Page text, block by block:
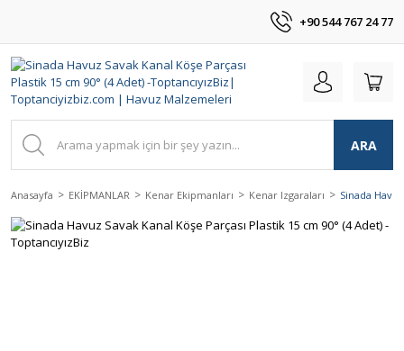
+90 544 767 24 77
ARA
Anasayfa EKİPMANLAR Kenar Ekipmanları Kenar Izgaraları Sinada